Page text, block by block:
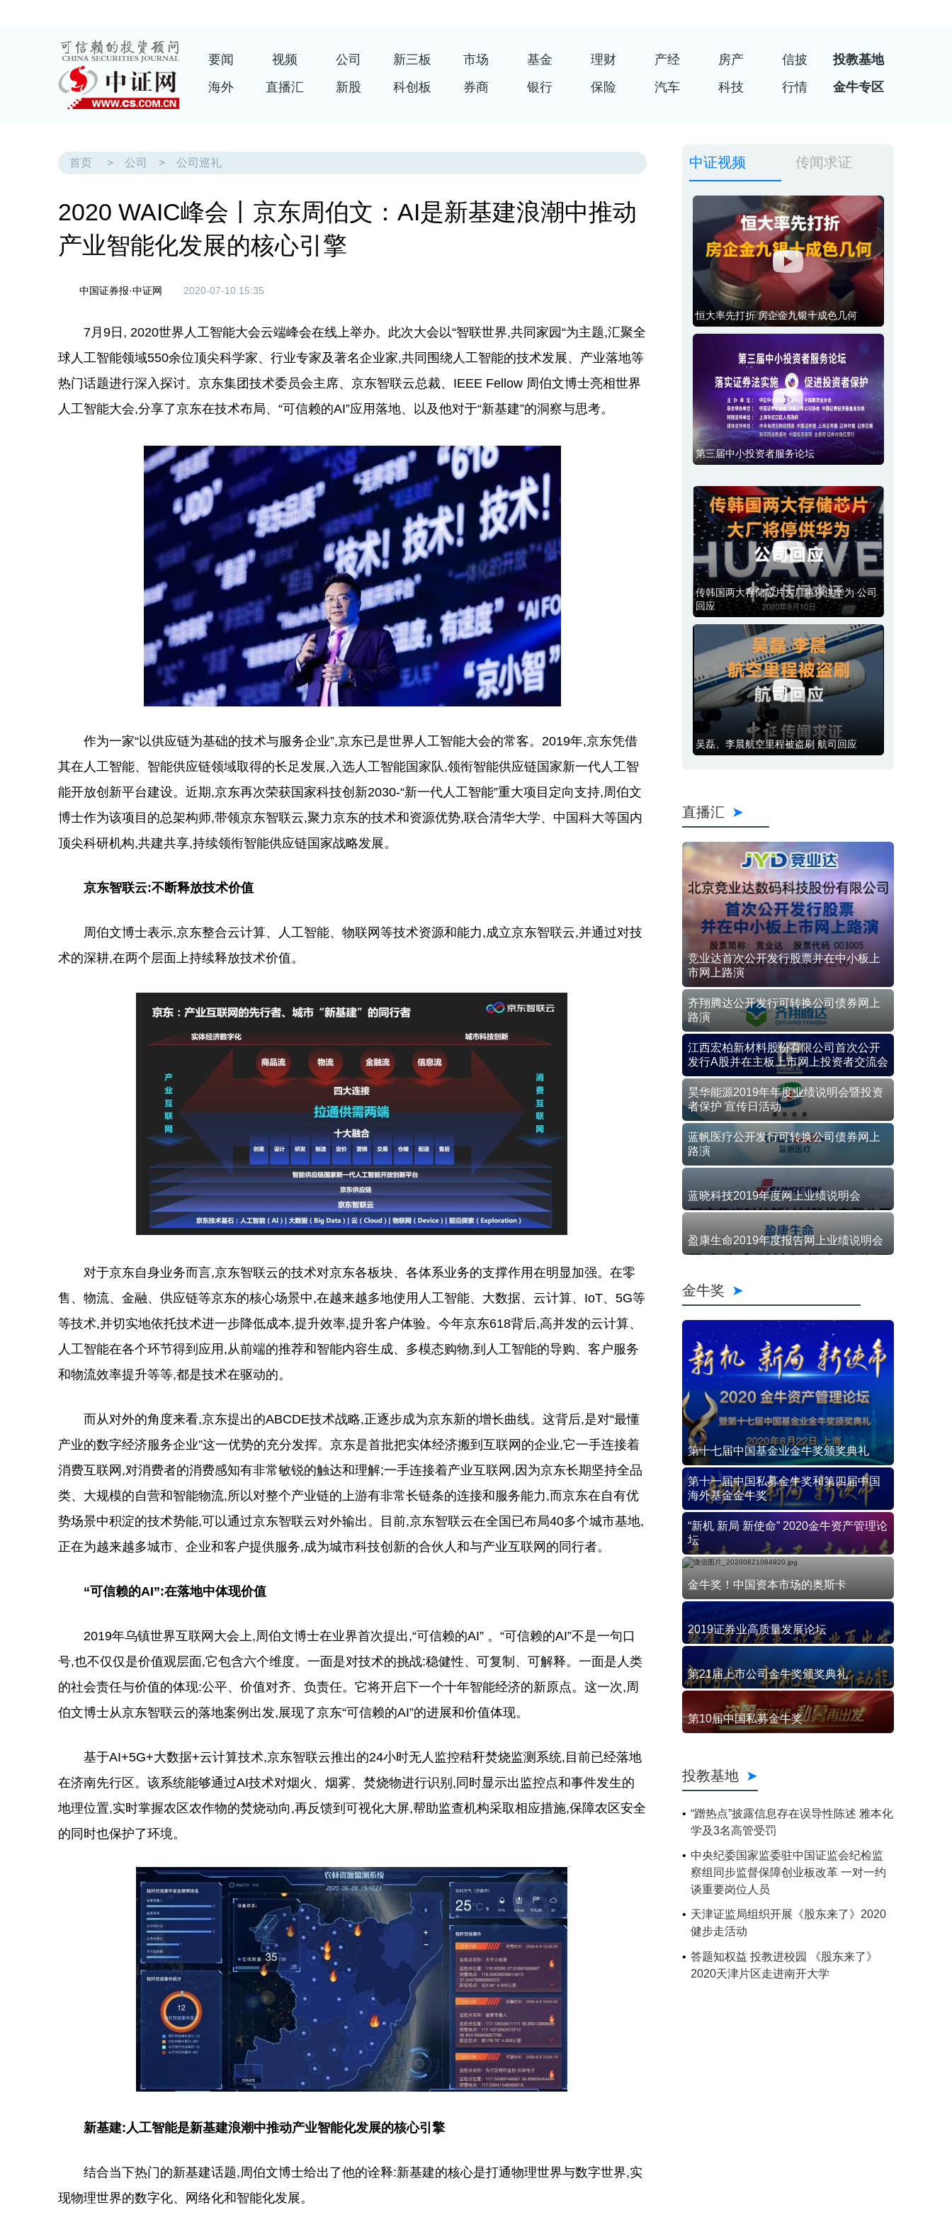
要闻 视频 公司 新三板 市场 基金 理财 产经 房产 信披
投教基地
海外
直播汇 新股 科创板 券商 银行 保险 汽车 科技 行情 金牛专区
首页 > 公司 > 公司巡礼
2020 WAIC峰会丨京东周伯文：AI是新基建浪潮中推动
产业智能化发展的核心引擎
中国证券报·中证网 2020-07-10 15:35
7月9日, 2020世界人工智能大会云端峰会在线上举办。此次大会以“智联世界,共同家园“为主题,汇聚全
球人工智能领域550余位顶尖科学家、行业专家及著名企业家,共同围绕人工智能的技术发展、产业落地等
热门话题进行深入探讨。京东集团技术委员会主席、京东智联云总裁、IEEE Fellow 周伯文博士亮相世界
人工智能大会,分享了京东在技术布局、“可信赖的AI”应用落地、以及他对于“新基建”的洞察与思考。
作为一家“以供应链为基础的技术与服务企业”,京东已是世界人工智能大会的常客。2019年,京东凭借
其在人工智能、智能供应链领域取得的长足发展,入选人工智能国家队,领衔智能供应链国家新一代人工智
能开放创新平台建设。近期,京东再次荣获国家科技创新2030-“新一代人工智能”重大项目定向支持,周伯文
博士作为该项目的总架构师,带领京东智联云,聚力京东的技术和资源优势,联合清华大学、中国科大等国内
顶尖科研机构,共建共享,持续领衔智能供应链国家战略发展。
京东智联云:不断释放技术价值
周伯文博士表示,京东整合云计算、人工智能、物联网等技术资源和能力,成立京东智联云,并通过对技
术的深耕,在两个层面上持续释放技术价值。
对于京东自身业务而言,京东智联云的技术对京东各板块、各体系业务的支撑作用在明显加强。在零
售、物流、金融、供应链等京东的核心场景中,在越来越多地使用人工智能、大数据、云计算、IoT、5G等
等技术,并切实地依托技术进一步降低成本,提升效率,提升客户体验。今年京东618背后,高并发的云计算、
人工智能在各个环节得到应用,从前端的推荐和智能内容生成、多模态购物,到人工智能的导购、客户服务
和物流效率提升等等,都是技术在驱动的。
而从对外的角度来看,京东提出的ABCDE技术战略,正逐步成为京东新的增长曲线。这背后,是对“最懂
产业的数字经济服务企业”这一优势的充分发挥。京东是首批把实体经济搬到互联网的企业,它一手连接着
消费互联网,对消费者的消费感知有非常敏锐的触达和理解;一手连接着产业互联网,因为京东长期坚持全品
类、大规模的自营和智能物流,所以对整个产业链的上游有非常长链条的连接和服务能力,而京东在自有优
势场景中积淀的技术势能,可以通过京东智联云对外输出。目前,京东智联云在全国已布局40多个城市基地,
正在为越来越多城市、企业和客户提供服务,成为城市科技创新的合伙人和与产业互联网的同行者。
“可信赖的AI”:在落地中体现价值
2019年乌镇世界互联网大会上,周伯文博士在业界首次提出,“可信赖的AI” 。“可信赖的AI”不是一句口
号,也不仅仅是价值观层面,它包含六个维度。一面是对技术的挑战:稳健性、可复制、可解释。一面是人类
的社会责任与价值的体现:公平、价值对齐、负责任。它将开启下一个十年智能经济的新原点。这一次,周
伯文博士从京东智联云的落地案例出发,展现了京东“可信赖的AI”的进展和价值体现。
基于AI+5G+大数据+云计算技术,京东智联云推出的24小时无人监控秸秆焚烧监测系统,目前已经落地
在济南先行区。该系统能够通过AI技术对烟火、烟雾、焚烧物进行识别,同时显示出监控点和事件发生的
地理位置,实时掌握农区农作物的焚烧动向,再反馈到可视化大屏,帮助监查机构采取相应措施,保障农区安全
的同时也保护了环境。
新基建:人工智能是新基建浪潮中推动产业智能化发展的核心引擎
结合当下热门的新基建话题,周伯文博士给出了他的诠释:新基建的核心是打通物理世界与数字世界,实
现物理世界的数字化、网络化和智能化发展。
中证视频 传闻求证
恒大率先打折 房企金九银十成色几何
第三届中小投资者服务论坛
传韩国两大存储芯片大厂将停供华为 公司
回应
吴磊、李晨航空里程被盗刷 航司回应
直播汇
竞业达首次公开发行股票并在中小板上
市网上路演
齐翔腾达公开发行可转换公司债券网上
路演
江西宏柏新材料股份有限公司首次公开
发行A股并在主板上市网上投资者交流会
昊华能源2019年年度业绩说明会暨投资
者保护 宣传日活动
蓝帆医疗公开发行可转换公司债券网上
路演
蓝晓科技2019年度网上业绩说明会
盈康生命2019年度报告网上业绩说明会
金牛奖
第十七届中国基金业金牛奖颁奖典礼
第十一届中国私募金牛奖和第四届中国
海外基金金牛奖
“新机 新局 新使命” 2020金牛资产管理论
坛
金牛奖！中国资本市场的奥斯卡
2019证券业高质量发展论坛
第21届上市公司金牛奖颁奖典礼
第10届中国私募金牛奖
投教基地
“蹭热点”披露信息存在误导性陈述 雅本化
学及3名高管受罚
中央纪委国家监委驻中国证监会纪检监
察组同步监督保障创业板改革 一对一约
谈重要岗位人员
天津证监局组织开展《股东来了》2020
健步走活动
答题知权益 投教进校园 《股东来了》
2020天津片区走进南开大学